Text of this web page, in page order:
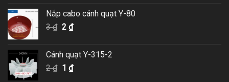
1 ₫.là:
1 ₫.
Nắp cabo cánh quạt Y-80
3₫ Giá
3 ₫.
2 ₫Giá
là:
2 ₫.
Cánh quạt Y-315-2
2₫ Giá
1 ₫Giá